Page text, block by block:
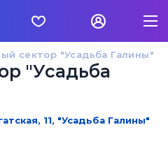
сектор "Усадьба Галины"
"Усадьба
11, "Усадьба Галины"